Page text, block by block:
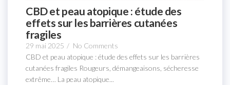
CBD et peau atopique : étude des
effets sur les barrières cutanées
fragiles
29 mai 2025 / No Comments
CBD et peau atopique : étude des effets sur les barrières
cutanées fragiles Rougeurs, démangeaisons, sécheresse
extrême… La peau atopique...